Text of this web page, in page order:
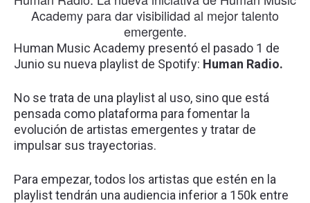
Academy para dar visibilidad al mejor talento
emergente.
Human Music Academy presentó el pasado 1 de
Junio su nueva playlist de Spotify: Human Radio.
No se trata de una playlist al uso, sino que está
pensada como plataforma para fomentar la
evolución de artistas emergentes y tratar de
impulsar sus trayectorias.
Para empezar, todos los artistas que estén en la
playlist tendrán una audiencia inferior a 150k entre